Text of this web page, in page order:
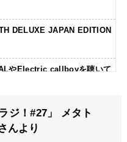
DELUXE JAPAN EDITION
やElectric callboyを聴いて
伝」グッズ販売決定
！#27」 メタト
んより